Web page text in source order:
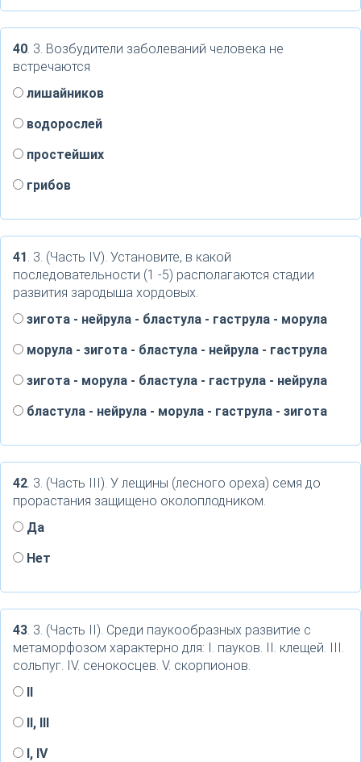
40. 3. Возбудители заболеваний человека не
встречаются
лишайников
водорослей
простейших
грибов
41. 3. (Часть IV). Установите, в какой
последовательности (1 -5) располагаются стадии
развития зародыша хордовых.
зигота - нейрула - бластула - гаструла - морула
морула - зигота - бластула - нейрула - гаструла
зигота - морула - бластула - гаструла - нейрула
бластула - нейрула - морула - гаструла - зигота
42. 3. (Часть III). У лещины (лесного ореха) семя до
прорастания защищено околоплодником.
Да
Нет
43. 3. (Часть II). Среди паукообразных развитие с
метаморфозом характерно для: I. пауков. II. клещей. III.
сольпуг. IV. сенокосцев. V. скорпионов.
II
II, III
I, IV